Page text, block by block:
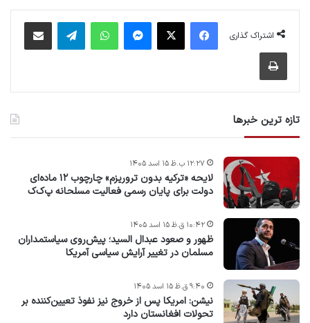
اشتراک گذاری
فیس بوک پیام رسان واتس آپ
تازه ترین خبرها
لایحه «ترکیه بدون تروریزم» چارچوب ۱۲ ماده‌ای
دولت برای پایان رسمی فعالیت مسلحانه پ‌ک‌ک
۱۲:۲۷ ب.ظ ۱۵ اسد ۱۴۰۵
ظهور و صعود عبدال السید؛ پیش‌روی سیاستمداران
مسلمان در تغییر آرایش سیاسی آمریکا
۱۰:۴۲ ق.ظ ۱۵ اسد ۱۴۰۵
نیشن: امریکا پس از خروج نیز نفوذ تعیین‌کننده بر
تحولات افغانستان دارد
۹:۴۰ ق.ظ ۱۵ اسد ۱۴۰۵